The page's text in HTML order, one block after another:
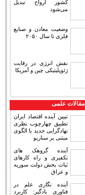
کشور ارواح تبدیل
می‌شود
وضعیت معادن و صنایع
فلزی تا سال ۲۰۵۰
نقش انرژی در رقابت
ژئوپلیتیکی چین و آمریکا
مقالات علمی
تبیین آینده اقتصاد ایران
تطبیق چهارچوب نظری
نهادگرایی جدید با الگوی
مبتنی بر سناریو
آینده گروهک های
تکفیری و راه کارهای
ثبات بخش دولت سوریه
و عراق
آینده نگاری علم در
فناوری بادگیر: کاربرد